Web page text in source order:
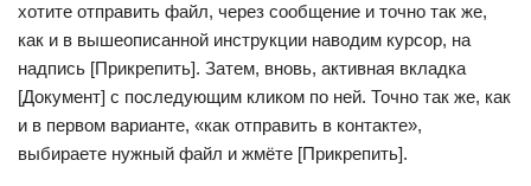
хотите отправить файл, через сообщение и точно так же,
как и в вышеописанной инструкции наводим курсор, на
надпись [Прикрепить]. Затем, вновь, активная вкладка
[Документ] с последующим кликом по ней. Точно так же, как
и в первом варианте, «как отправить в контакте»,
выбираете нужный файл и жмёте [Прикрепить].